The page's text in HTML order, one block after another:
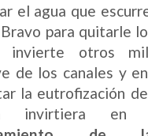
el agua que
para quitarle
invierte otros
de los canales y
la eutrofización
invirtiera en